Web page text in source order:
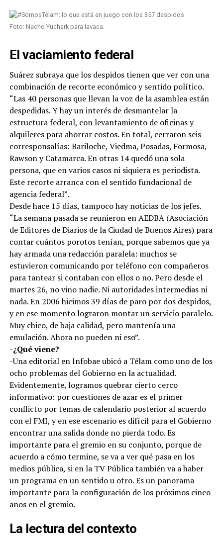
Foto: Nacho Yuchark para lavaca.
El vaciamiento federal
Suárez subraya que los despidos tienen que ver con una
combinación de recorte económico y sentido político.
“Las 40 personas que llevan la voz de la asamblea están
despedidas. Y hay un interés de desmantelar la
estructura federal, con levantamiento de oficinas y
alquileres para ahorrar costos. En total, cerraron seis
corresponsalías: Bariloche, Viedma, Posadas, Formosa,
Rawson y Catamarca. En otras 14 quedó una sola
persona, que en varios casos ni siquiera es periodista.
Este recorte arranca con el sentido fundacional de
agencia federal”.
Desde hace 15 días, tampoco hay noticias de los jefes.
“La semana pasada se reunieron en AEDBA (Asociación
de Editores de Diarios de la Ciudad de Buenos Aires) para
contar cuántos porotos tenían, porque sabemos que ya
hay armada una redacción paralela: muchos se
estuvieron comunicando por teléfono con compañeros
para tantear si contaban con ellos o no. Pero desde el
martes 26, no vino nadie. Ni autoridades intermedias ni
nada. En 2006 hicimos 39 días de paro por dos despidos,
y en ese momento lograron montar un servicio paralelo.
Muy chico, de baja calidad, pero mantenía una
emulación. Ahora no pueden ni eso”.
-¿Qué viene?
-Una editorial en Infobae ubicó a Télam como uno de los
ocho problemas del Gobierno en la actualidad.
Evidentemente, logramos quebrar cierto cerco
informativo: por cuestiones de azar es el primer
conflicto por temas de calendario posterior al acuerdo
con el FMI, y en ese escenario es difícil para el Gobierno
encontrar una salida donde no pierda todo. Es
importante para el gremio en su conjunto, porque de
acuerdo a cómo termine, se va a ver qué pasa en los
medios pública, si en la TV Pública también va a haber
un programa en un sentido u otro. Es un panorama
importante para la configuración de los próximos cinco
años en el gremio.
La lectura del contexto